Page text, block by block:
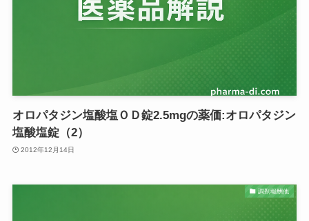
オロパタジン塩酸塩ＯＤ錠2.5mgの薬価:オロパタジン
塩酸塩錠（2）
2012年12月14日
調剤報酬他